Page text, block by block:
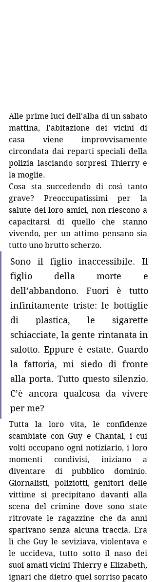
Alle prime luci dell'alba di un sabato
mattina, l'abitazione dei vicini di
casa viene improvvisamente
circondata dai reparti speciali della
polizia lasciando sorpresi Thierry e
la moglie.
Cosa sta succedendo di così tanto
grave? Preoccupatissimi per la
salute dei loro amici, non riescono a
capacitarsi di quello che stanno
vivendo, per un attimo pensano sia
tutto uno brutto scherzo.
Sono il figlio inaccessibile. Il
figlio della morte e
dell’abbandono. Fuori è tutto
infinitamente triste: le bottiglie
di plastica, le sigarette
schiacciate, la gente rintanata in
salotto. Eppure è estate. Guardo
la fattoria, mi siedo di fronte
alla porta. Tutto questo silenzio.
C’è ancora qualcosa da vivere
per me?
Tutta la loro vita, le confidenze
scambiate con Guy e Chantal, i cui
volti occupano ogni notiziario, i loro
momenti condivisi, iniziano a
diventare di pubblico dominio.
Giornalisti, poliziotti, genitori delle
vittime si precipitano davanti alla
scena del crimine dove sono state
ritrovate le ragazzine che da anni
sparivano senza alcuna traccia. Era
lì che Guy le seviziava, violentava e
le uccideva, tutto sotto il naso dei
suoi amati vicini Thierry e Elizabeth,
ignari che dietro quel sorriso pacato